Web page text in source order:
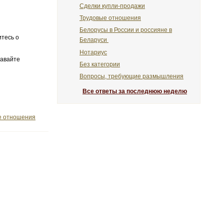
о
отношения
Сделки купли-продажи
Трудовые отношения
Белорусы в России и россияне в
Беларуси
Нотариус
Без категории
Вопросы, требующие размышления
Все ответы за последнюю неделю